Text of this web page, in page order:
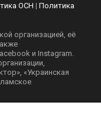
ОСН | Политика
организацией, её
и Instagram.
«Украинская